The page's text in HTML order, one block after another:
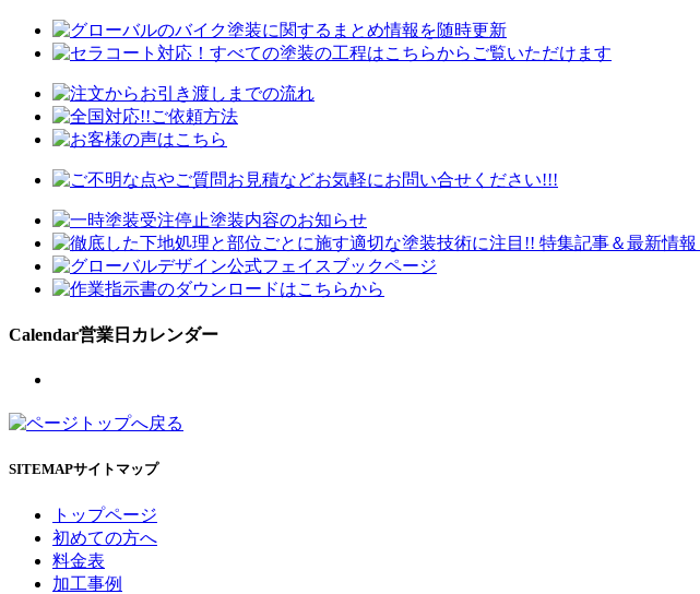
Calendar営業日カレンダー
SITEMAPサイトマップ
トップページ
初めての方へ
料金表
加工事例